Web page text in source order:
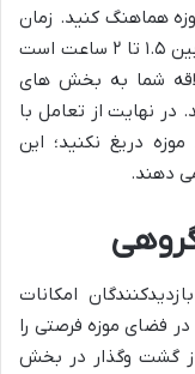
هماهنگ کنید. زمان
پیشنهادی برای بازدید کامل از موزه معمولاً بین ۱.۵ تا ۲ ساعت است
شما به بخش های
در نهایت از تعامل با
دریغ نکنید؛ این
دهند.
امکانات
فضای موزه فرصتی را
از گشت وگذار در بخش